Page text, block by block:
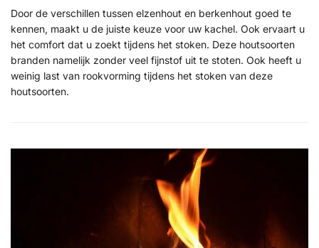
Door de verschillen tussen elzenhout en berkenhout goed te
kennen, maakt u de juiste keuze voor uw kachel. Ook ervaart u
het comfort dat u zoekt tijdens het stoken. Deze houtsoorten
branden namelijk zonder veel fijnstof uit te stoten. Ook heeft u
weinig last van rookvorming tijdens het stoken van deze
houtsoorten.